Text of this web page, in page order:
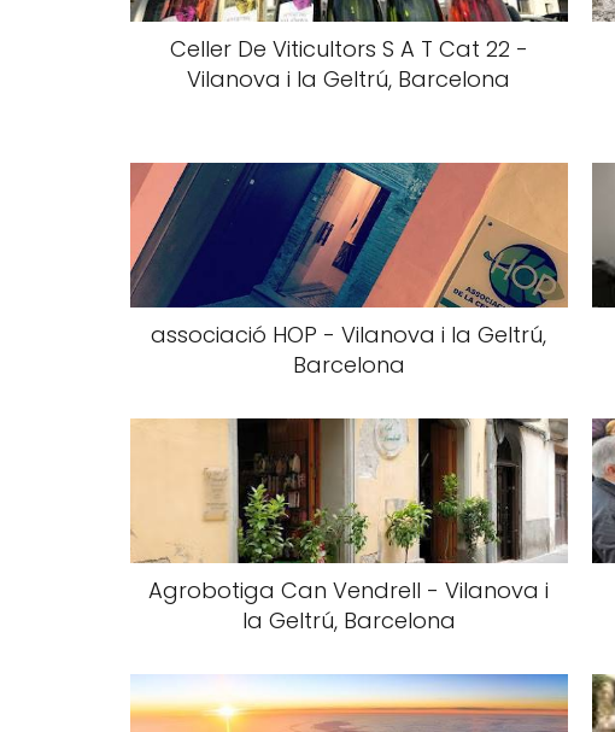
Celler De Viticultors S A T Cat 22 -
Vilanova i la Geltrú, Barcelona
associació HOP - Vilanova i la Geltrú,
Barcelona
Agrobotiga Can Vendrell - Vilanova i
la Geltrú, Barcelona